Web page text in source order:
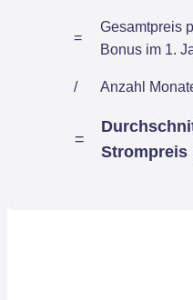
=
Gesamtpreis
Bonus im 1.
/ Anzahl
=
Strompreis